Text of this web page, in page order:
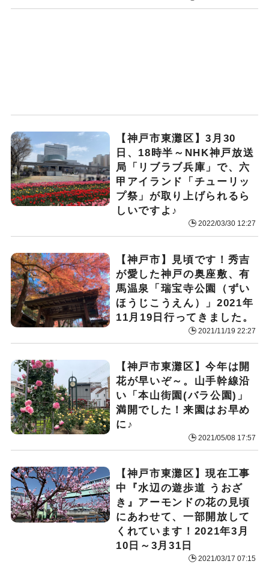
【神戸市東灘区】3月30
日、18時半～NHK神戸放送
局「リブラブ兵庫」で、六
甲アイランド「チューリッ
プ祭」が取り上げられるら
しいですよ♪
2022/03/30 12:27
【神戸市】見頃です！秀吉
が愛した神戸の奥座敷、有
馬温泉「瑞宝寺公園（ずい
ほうじこうえん）」2021年
11月19日行ってきました。
2021/11/19 22:27
【神戸市東灘区】今年は開
花が早いぞ～。山手幹線沿
い「本山街園(バラ公園)」
満開でした！来園はお早め
に♪
2021/05/08 17:57
【神戸市東灘区】現在工事
中『水辺の遊歩道 うおざ
き』アーモンドの花の見頃
にあわせて、一部開放して
くれています！2021年3月
10日～3月31日
2021/03/17 07:15